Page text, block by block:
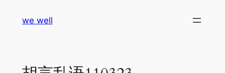
we well